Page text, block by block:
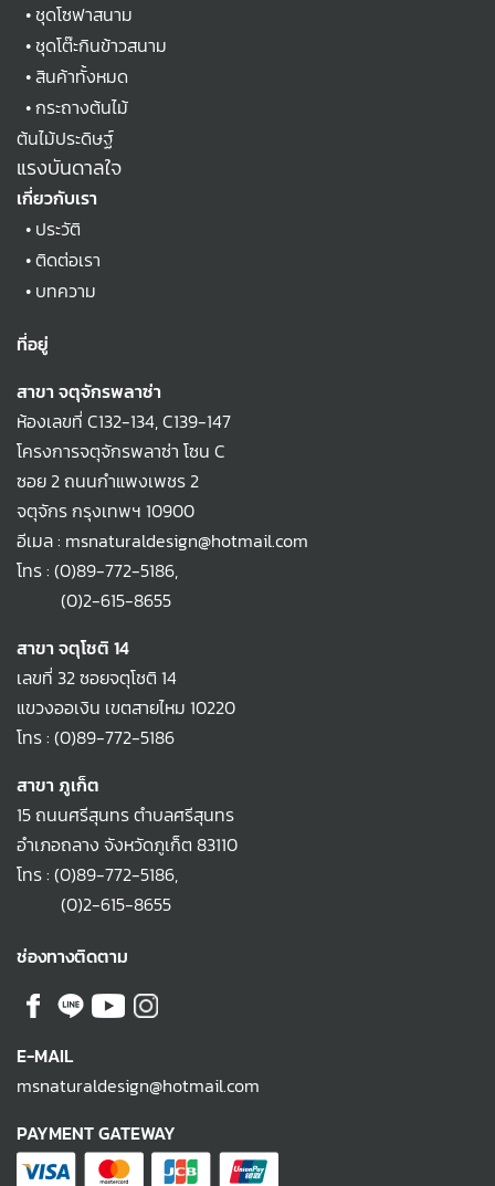
•ชุดโซฟาสนาม
•ชุดโต๊ะกินข้าวสนาม
•สินค้าทั้งหมด
•กระถางต้นไม้
ต้นไม้ประดิษฐ์
แรงบันดาลใจ
เกี่ยวกับเรา
• ประวัติ
•ติดต่อเรา
• บทความ
ที่อยู่
สาขา จตุจักรพลาซ่า
ห้องเลขที่ C132-134, C139-147
โครงการจตุจักรพลาซ่า โซน C
ซอย 2 ถนนกำแพงเพชร 2
จตุจักร กรุงเทพฯ 10900
อีเมล : msnaturaldesign@hotmail.com
โทร : (0)89-772-5186,
(0)2-615-8655
สาขา จตุโชติ 14
เลขที่ 32 ซอยจตุโชติ 14
แขวงออเงิน เขตสายไหม 10220
โทร : (0)89-772-5186
สาขา ภูเก็ต
15 ถนนศรีสุนทร ตำบลศรีสุนทร
อำเภอถลาง จังหวัดภูเก็ต 83110
โทร : (0)89-772-5186,
(0)2-615-8655
ช่องทางติดตาม
E-MAIL
msnaturaldesign@hotmail.com
PAYMENT GATEWAY